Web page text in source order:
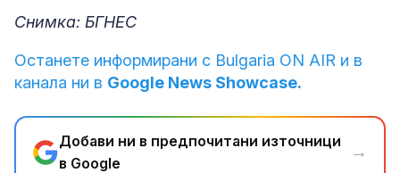
Снимка: БГНЕС
Останете информирани с Bulgaria ON AIR и в
канала ни в Google News Showcase.
Добави ни в предпочитани източници
в Google
→